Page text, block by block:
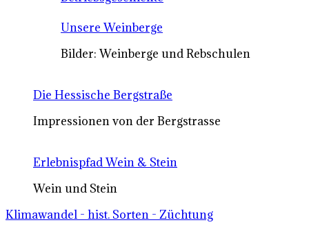
Unsere Weinberge
Bilder: Weinberge und Rebschulen
Die Hessische Bergstraße
Impressionen von der Bergstrasse
Erlebnispfad Wein & Stein
Wein und Stein
Klimawandel - hist. Sorten - Züchtung